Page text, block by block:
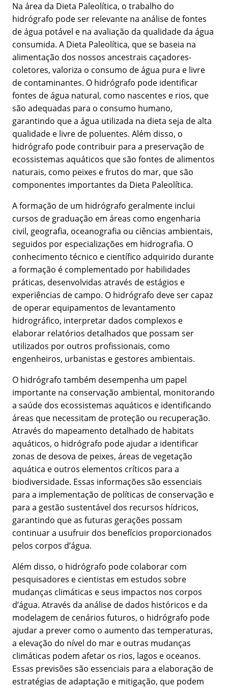
Na área da Dieta Paleolítica, o trabalho do
hidrógrafo pode ser relevante na análise de fontes
de água potável e na avaliação da qualidade da água
consumida. A Dieta Paleolítica, que se baseia na
alimentação dos nossos ancestrais caçadores-
coletores, valoriza o consumo de água pura e livre
de contaminantes. O hidrógrafo pode identificar
fontes de água natural, como nascentes e rios, que
são adequadas para o consumo humano,
garantindo que a água utilizada na dieta seja de alta
qualidade e livre de poluentes. Além disso, o
hidrógrafo pode contribuir para a preservação de
ecossistemas aquáticos que são fontes de alimentos
naturais, como peixes e frutos do mar, que são
componentes importantes da Dieta Paleolítica.
A formação de um hidrógrafo geralmente inclui
cursos de graduação em áreas como engenharia
civil, geografia, oceanografia ou ciências ambientais,
seguidos por especializações em hidrografia. O
conhecimento técnico e científico adquirido durante
a formação é complementado por habilidades
práticas, desenvolvidas através de estágios e
experiências de campo. O hidrógrafo deve ser capaz
de operar equipamentos de levantamento
hidrográfico, interpretar dados complexos e
elaborar relatórios detalhados que possam ser
utilizados por outros profissionais, como
engenheiros, urbanistas e gestores ambientais.
O hidrógrafo também desempenha um papel
importante na conservação ambiental, monitorando
a saúde dos ecossistemas aquáticos e identificando
áreas que necessitam de proteção ou recuperação.
Através do mapeamento detalhado de habitats
aquáticos, o hidrógrafo pode ajudar a identificar
zonas de desova de peixes, áreas de vegetação
aquática e outros elementos críticos para a
biodiversidade. Essas informações são essenciais
para a implementação de políticas de conservação e
para a gestão sustentável dos recursos hídricos,
garantindo que as futuras gerações possam
continuar a usufruir dos benefícios proporcionados
pelos corpos d’água.
Além disso, o hidrógrafo pode colaborar com
pesquisadores e cientistas em estudos sobre
mudanças climáticas e seus impactos nos corpos
d’água. Através da análise de dados históricos e da
modelagem de cenários futuros, o hidrógrafo pode
ajudar a prever como o aumento das temperaturas,
a elevação do nível do mar e outras mudanças
climáticas podem afetar os rios, lagos e oceanos.
Essas previsões são essenciais para a elaboração de
estratégias de adaptação e mitigação, que podem